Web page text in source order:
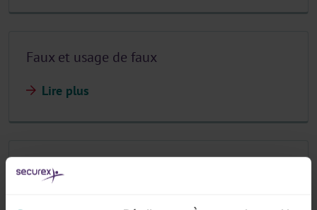
Faux et usage de faux
Lire plus
Fraude